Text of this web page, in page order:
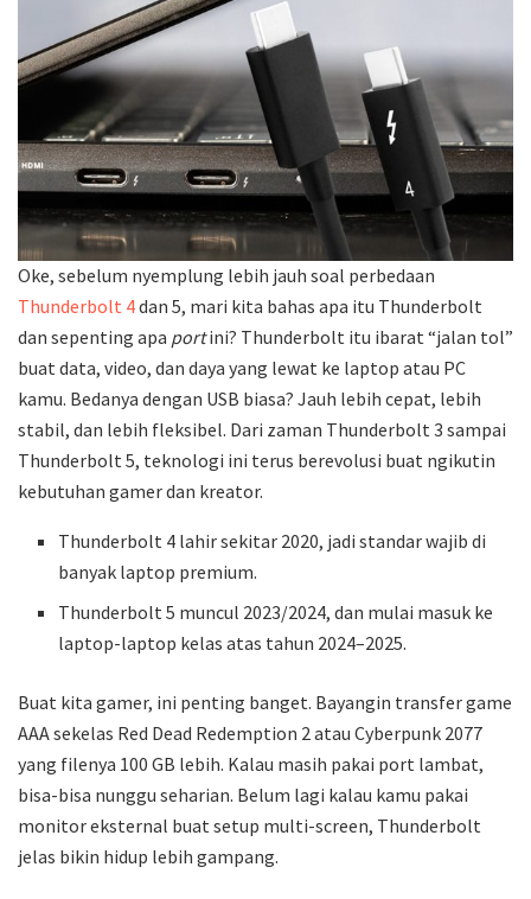
Oke, sebelum nyemplung lebih jauh soal perbedaan
Thunderbolt 4dan 5, mari kita bahas apa itu Thunderbolt
dan sepenting apa portini? Thunderbolt itu ibarat “jalan tol”
buat data, video, dan daya yang lewat ke laptop atau PC
kamu. Bedanya dengan USB biasa? Jauh lebih cepat, lebih
stabil, dan lebih fleksibel. Dari zaman Thunderbolt 3 sampai
Thunderbolt 5, teknologi ini terus berevolusi buat ngikutin
kebutuhan gamer dan kreator.
Thunderbolt 4 lahir sekitar 2020, jadi standar wajib di
banyak laptop premium.
Thunderbolt 5 muncul 2023/2024, dan mulai masuk ke
laptop-laptop kelas atas tahun 2024–2025.
Buat kita gamer, ini penting banget. Bayangin transfer game
AAA sekelas Red Dead Redemption 2 atau Cyberpunk 2077
yang filenya 100 GB lebih. Kalau masih pakai port lambat,
bisa-bisa nunggu seharian. Belum lagi kalau kamu pakai
monitor eksternal buat setup multi-screen, Thunderbolt
jelas bikin hidup lebih gampang.